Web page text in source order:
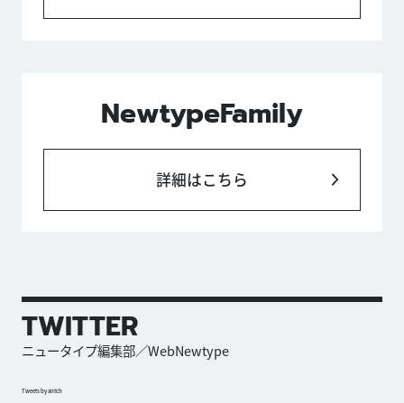
NewtypeFamily
詳細はこちら
TWITTER
ニュータイプ編集部／WebNewtype
Tweets by antch